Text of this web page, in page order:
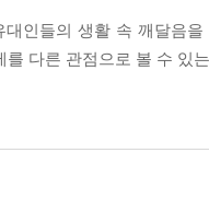
대인들의 생활 속 깨달음
를 다른 관점으로 볼 수 있